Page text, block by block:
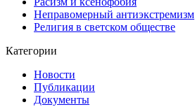
Неправомерный антиэкстремизм
Религия в светском обществе
Категории
Новости
Публикации
Документы